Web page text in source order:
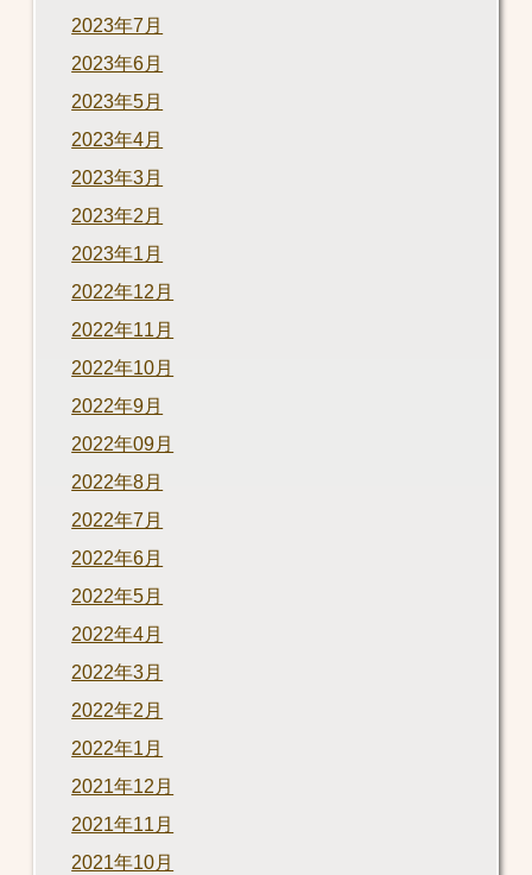
2023年7月
2023年6月
2023年5月
2023年4月
2023年3月
2023年2月
2023年1月
2022年12月
2022年11月
2022年10月
2022年9月
2022年09月
2022年8月
2022年7月
2022年6月
2022年5月
2022年4月
2022年3月
2022年2月
2022年1月
2021年12月
2021年11月
2021年10月